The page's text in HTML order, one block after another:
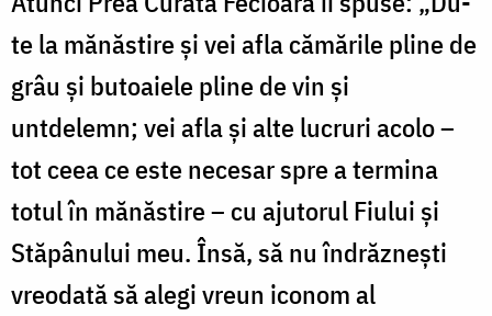
te la mănăstire şi vei afla cămările pline de
grâu şi butoaiele pline de vin şi
untdelemn; vei afla şi alte lucruri acolo –
tot ceea ce este necesar spre a termina
totul în mănăstire – cu ajutorul Fiului şi
Stăpânului meu. Însă, să nu îndrăzneşti
vreodată să alegi vreun iconom al